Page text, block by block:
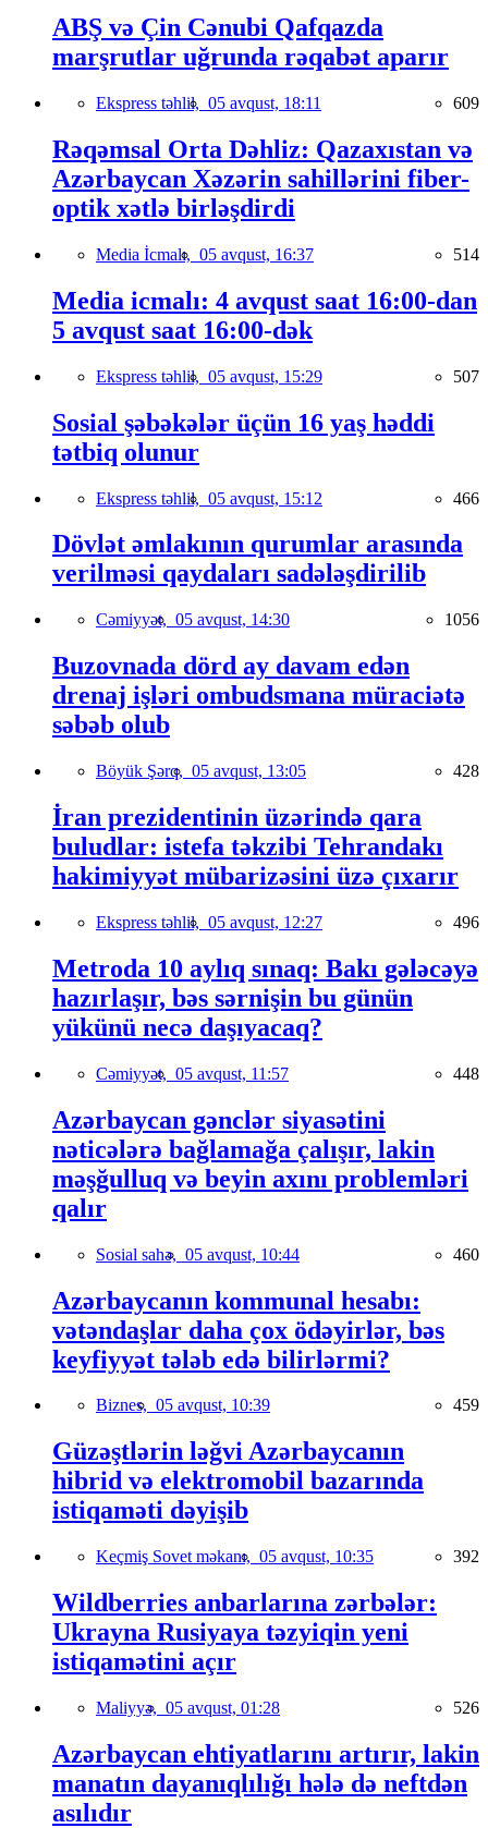
ABŞ və Çin Cənubi Qafqazda
marşrutlar uğrunda rəqabət aparır
Ekspress təhlil, 05 avqust, 18:11 609
Rəqəmsal Orta Dəhliz: Qazaxıstan və
Azərbaycan Xəzərin sahillərini fiber-
optik xətlə birləşdirdi
Media İcmalı, 05 avqust, 16:37 514
Media icmalı: 4 avqust saat 16:00-dan
5 avqust saat 16:00-dək
Ekspress təhlil, 05 avqust, 15:29 507
Sosial şəbəkələr üçün 16 yaş həddi
tətbiq olunur
Ekspress təhlil, 05 avqust, 15:12 466
Dövlət əmlakının qurumlar arasında
verilməsi qaydaları sadələşdirilib
Cəmiyyət, 05 avqust, 14:30 1056
Buzovnada dörd ay davam edən
drenaj işləri ombudsmana müraciətə
səbəb olub
Böyük Şərq, 05 avqust, 13:05 428
İran prezidentinin üzərində qara
buludlar: istefa təkzibi Tehrandakı
hakimiyyət mübarizəsini üzə çıxarır
Ekspress təhlil, 05 avqust, 12:27 496
Metroda 10 aylıq sınaq: Bakı gələcəyə
hazırlaşır, bəs sərnişin bu günün
yükünü necə daşıyacaq?
Cəmiyyət, 05 avqust, 11:57 448
Azərbaycan gənclər siyasətini
nəticələrə bağlamağa çalışır, lakin
məşğulluq və beyin axını problemləri
qalır
Sosial sahə, 05 avqust, 10:44 460
Azərbaycanın kommunal hesabı:
vətəndaşlar daha çox ödəyirlər, bəs
keyfiyyət tələb edə bilirlərmi?
Biznes, 05 avqust, 10:39 459
Güzəştlərin ləğvi Azərbaycanın
hibrid və elektromobil bazarında
istiqaməti dəyişib
Keçmiş Sovet məkanı, 05 avqust, 10:35 392
Wildberries anbarlarına zərbələr:
Ukrayna Rusiyaya təzyiqin yeni
istiqamətini açır
Maliyyə, 05 avqust, 01:28 526
Azərbaycan ehtiyatlarını artırır, lakin
manatın dayanıqlılığı hələ də neftdən
asılıdır